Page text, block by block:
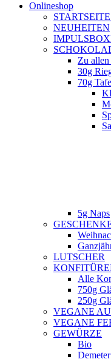
Onlineshop
NEUHEITEN
Zu
30g
70g
5g Naps
LUTSCHER
Alle
750g
250g
VEGANE
VEGANE
GEWÜRZE
Bio
Demeter